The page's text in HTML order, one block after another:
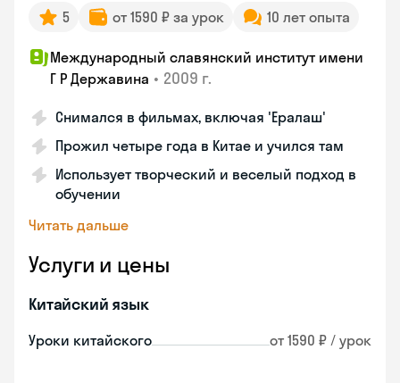
5 от 1590 ₽ за урок 10 лет опыта
Международный славянский институт имени
Г Р Державина • 2009 г.
Снимался в фильмах, включая 'Ералаш'
Прожил четыре года в Китае и учился там
Использует творческий и веселый подход в
обучении
Читать дальше
Услуги и цены
Китайский язык
Уроки китайского от 1590 ₽ / урок